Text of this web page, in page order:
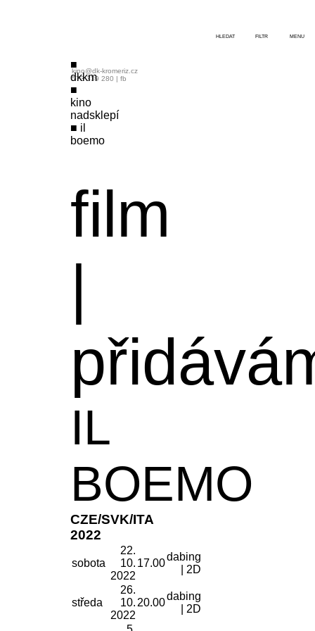
dkkm
kino
nadsklepí
il
boemo
film
|
IL
BOEMO
CZE/SVK/ITA
2022
sobota
22.
10.
2022
17.00
dabing
| 2D
středa
26.
10.
2022
20.00
dabing
| 2D
kino@dk-kromeriz.cz
573 339 280 | fb
HLEDAT FILTR MENU